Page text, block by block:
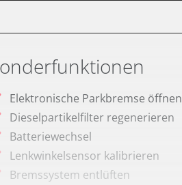
Elektronische Parkbremse öffnen
Dieselpartikelfilter regenerieren
Batteriewechsel
Lenkwinkelsensor kalibrieren
Bremssystem entlüften